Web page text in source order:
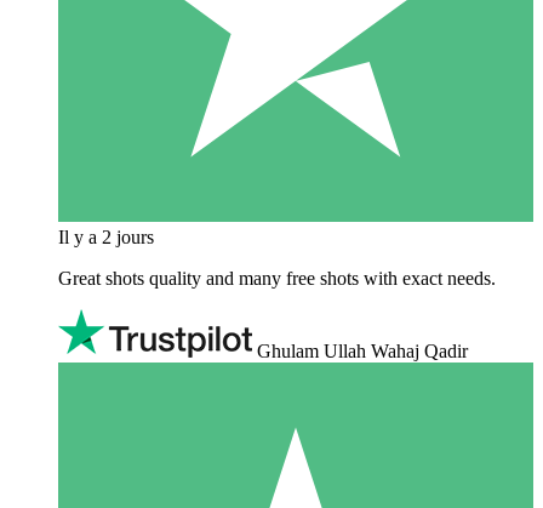
Il y a 2 jours
Great shots quality and many free shots with exact needs.
Ghulam Ullah Wahaj Qadir